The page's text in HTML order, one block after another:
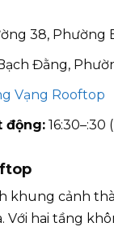
38, Phường
Đằng,
Vạng Rooftop
động: 16:30–:30
khung cảnh
Với hai tầng